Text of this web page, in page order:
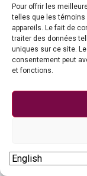
Pour offrir les
telles que les
appareils. Le fait de
traiter des données
uniques sur ce site.
consentement peut
et fonctions.
Politique
Leave a
Votre adresse
Open chaty